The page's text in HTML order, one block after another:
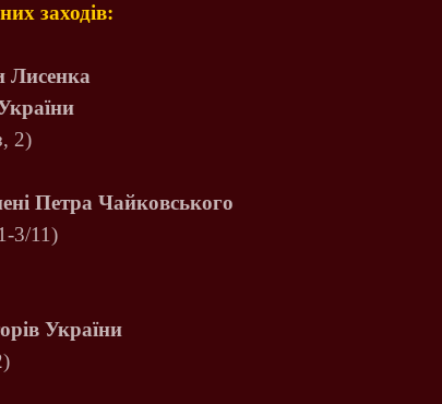
заходів:
Лисенка
2)
Петра Чайковського
3/11)
України